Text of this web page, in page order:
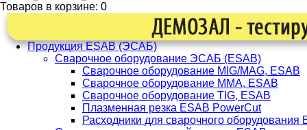
Товаров в корзине: 0
Продукция ESAB (ЭСАБ)
Сварочное оборудование ЭСАБ (ESAB)
Сварочное оборудование MIG/MAG, ESAB
Сварочное оборудование ММА, ESAB
Сварочное оборудование TIG, ESAB
Плазменная резка ESAB PowerCut
Расходники для сварочного оборудования